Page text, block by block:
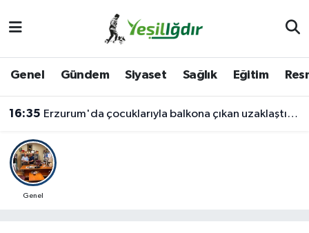
Genel Gündem Siyaset Sağlık Eğitim
16:35 Erzurum'da çocuklarıyla balkona çıkan uzaklaştırma kararlı koca ikna edildi
Genel
İğdir Namaz Vakitleri
Iğdır Trafik Yoğunluk Haritası
Süper Lig Puan Durumu ve Fikstür